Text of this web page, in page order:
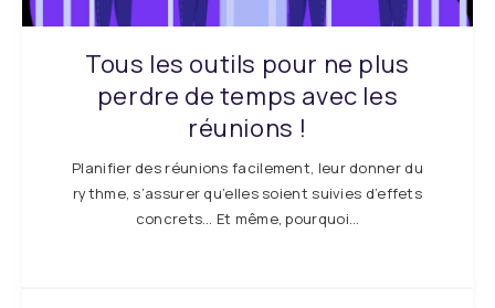
Tous les outils pour ne plus
perdre de temps avec les
réunions !
Planifier des réunions facilement, leur donner du
rythme, s’assurer qu’elles soient suivies d’effets
concrets… Et même, pourquoi…